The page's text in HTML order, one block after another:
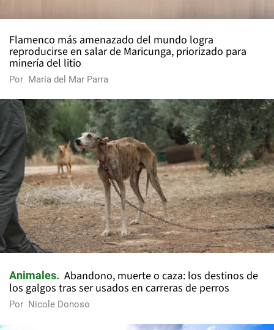
Flamenco más amenazado del mundo logra
reproducirse en salar de Maricunga, priorizado para
minería del litio
Por María del Mar Parra
Animales
Abandono, muerte o caza: los destinos de
los galgos tras ser usados en carreras de perros
Por Nicole Donoso